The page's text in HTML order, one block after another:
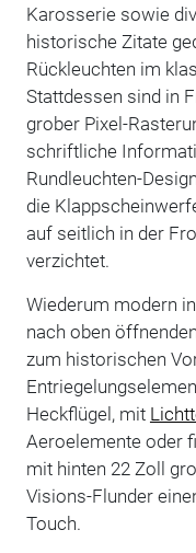
Karosserie sowie
historische Zitate
Rückleuchten im
Stattdessen sind in
grober Pixel-
schriftliche
Rundleuchten-
die
auf seitlich in der
verzichtet.
Wiederum modern
nach oben
zum historischen
Heckflügel, mit
Aeroelemente oder
mit hinten 22 Zoll
Visions-Flunder
Touch.